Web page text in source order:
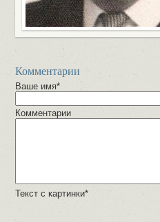
Комментарии
Ваше имя*
Комментарии
Текст с картинки*